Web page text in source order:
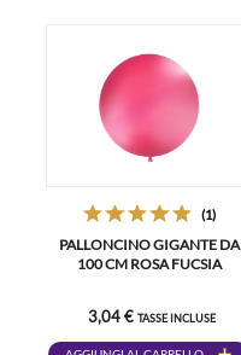
(1)
PALLONCINO GIGANTE DA
100 CM ROSA FUCSIA
3,04 € TASSE INCLUSE